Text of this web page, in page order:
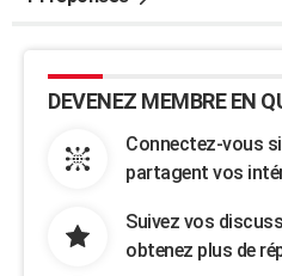
DEVENEZ MEMBRE EN
Connectez-vous
partagent vos
Suivez vos
obtenez plus de